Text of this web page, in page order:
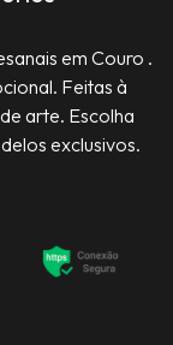
em Couro .
Feitas à
arte. Escolha
exclusivos.